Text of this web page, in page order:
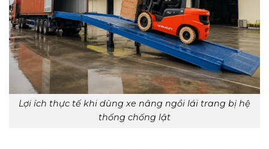
Lợi ích thực tế khi dùng xe nâng ngồi lái trang bị hệ
thống chống lật